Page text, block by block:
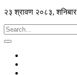
२३ श्रावण २०८३, शनिबार